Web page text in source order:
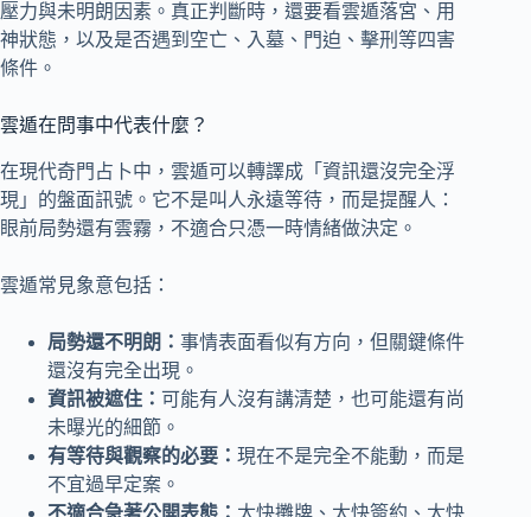
壓力與未明朗因素。真正判斷時，還要看雲遁落宮、用
神狀態，以及是否遇到空亡、入墓、門迫、擊刑等四害
條件。
雲遁在問事中代表什麼？
在現代奇門占卜中，雲遁可以轉譯成「資訊還沒完全浮
現」的盤面訊號。它不是叫人永遠等待，而是提醒人：
眼前局勢還有雲霧，不適合只憑一時情緒做決定。
雲遁常見象意包括：
局勢還不明朗： 事情表面看似有方向，但關鍵條件
還沒有完全出現。
資訊被遮住： 可能有人沒有講清楚，也可能還有尚
未曝光的細節。
有等待與觀察的必要： 現在不是完全不能動，而是
不宜過早定案。
不適合急著公開表態： 太快攤牌、太快簽約、太快